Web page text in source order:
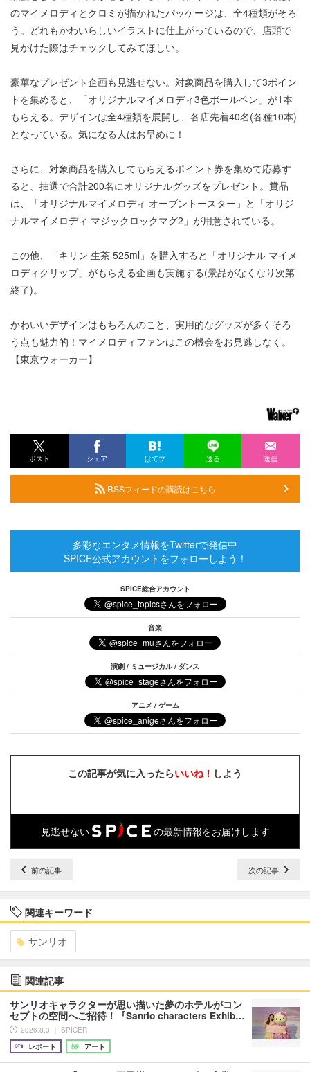
のマイメロディとクロミが描かれたパッケージは、全4種類がそろ
う。どれもかわいらしいイラストに仕上がっているので、店頭で
見かけた際はチェックしてみてほしい。
豪華なプレゼント企画も見逃せない。対象商品を購入して3ポイン
トを集めると、「オリジナルマイメロディ3色ボールペン」が1本
もらえる。デザインは全4種類を展開し、各店先着40名(各種10本)
となっている。気になる人はお早めに！
さらに、対象商品を購入してもらえるポイント券を集めて応募す
ると、抽選で合計200名にオリジナルグッズをプレゼント。賞品
は、「オリジナルマイメロディ オーブントースター」と「オリジ
ナルマイメロディ マジックロックマグ2」が用意されている。
この他、「キリン 生茶 525ml」を購入すると「オリジナル マイメ
ロディクリップ」がもらえる企画も実施する(景品がなくなり次第
終了)。
かわいいデザインはもちろんのこと、実用的なグッズが多くそろ
う点も魅力的！マイメロディファンはこの機会をお見逃しなく。
【東京ウォーカー】
ポスト シェア はてブ 送る 送信
RSSフィードの購読はこちら
多彩なエンタメ情報をTwitterで発信中
SPICE公式アカウントをフォローしよう！
SPICE総合アカウント
音楽
演劇 / ミュージカル / ダンス
アニメ / ゲーム
この記事が気に入ったらいいね！ しよう
見逃せない の最新情報をお届けします
前の記事 次の記事
関連キーワード
サンリオ
関連記事
サンリオキャラクターが思い描いた夢のホテルがコン
セプトの空間へご招待！『Sanrio characters Exhib…
2026.8.3 ｜ SPICER
レポート
アート